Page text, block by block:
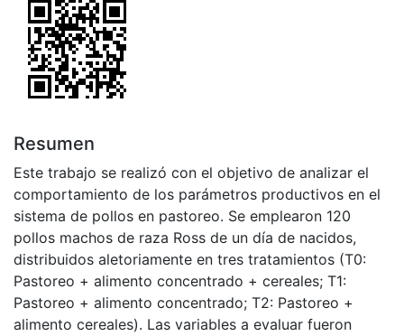
Resumen
Este trabajo se realizó con el objetivo de analizar el
comportamiento de los parámetros productivos en el
sistema de pollos en pastoreo. Se emplearon 120
pollos machos de raza Ross de un día de nacidos,
distribuidos aletoriamente en tres tratamientos (T0:
Pastoreo + alimento concentrado + cereales; T1:
Pastoreo + alimento concentrado; T2: Pastoreo +
alimento cereales). Las variables a evaluar fueron